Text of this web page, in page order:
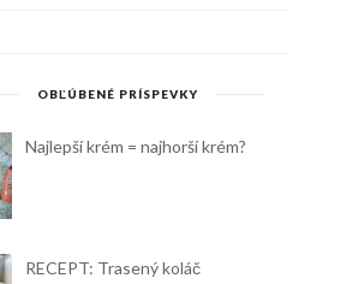
OBĽÚBENÉ PRÍSPEVKY
Najlepší krém = najhorší krém?
RECEPT: Trasený koláč